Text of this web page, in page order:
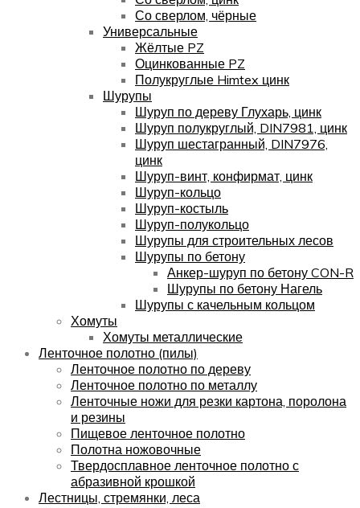
Со сверлом, чёрные
Универсальные
Жёлтые PZ
Оцинкованные PZ
Полукруглые Himtex цинк
Шурупы
Шуруп по дереву Глухарь, цинк
Шуруп полукруглый, DIN7981, цинк
Шуруп шестагранный, DIN7976,
цинк
Шуруп-винт, конфирмат, цинк
Шуруп-кольцо
Шуруп-костыль
Шуруп-полукольцо
Шурупы для строительных лесов
Шурупы по бетону
Анкер-шуруп по бетону CON-R
Шурупы по бетону Нагель
Шурупы с качельным кольцом
Хомуты
Хомуты металлические
Ленточное полотно (пилы)
Ленточное полотно по дереву
Ленточное полотно по металлу
Ленточные ножи для резки картона, поролона
и резины
Пищевое ленточное полотно
Полотна ножовочные
Твердосплавное ленточное полотно с
абразивной крошкой
Лестницы, стремянки, леса